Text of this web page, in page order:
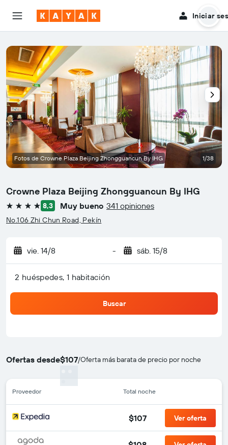
Iniciar
Crowne Plaza Beijing Zhongguancun By IHG
4 estrellas8,3 Muy bueno 341 opiniones
No.106 Zhi Chun Road, Pekín
vie. 14/8 - sáb. 15/8
2 huéspedes, 1 habitación
Buscar
Ofertas desde$107/Oferta más barata de precio por noche
Proveedor Total noche
$107 Ver oferta
Fotos de Crowne Plaza Beijing Zhongguancun By IHG 1/38